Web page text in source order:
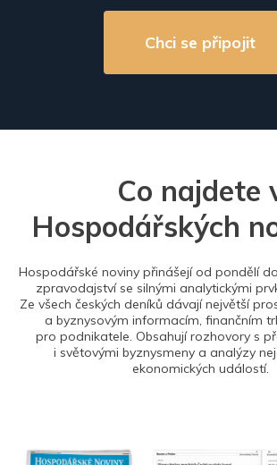
Chci se připojit
Co najdete
Hospodářských
Hospodářské noviny přinášejí od pondělí
zpravodajství se silnými analytickými
Ze všech českých deníků dávají největší
a byznysovým informacím, finančním
pro podnikatele. Obsahují rozhovory s
i světovými byznysmeny a analýzy
ekonomických událostí.